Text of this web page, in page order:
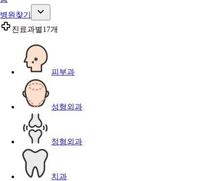
병원찾기
진료과별17개
피부과
성형외과
정형외과
치과